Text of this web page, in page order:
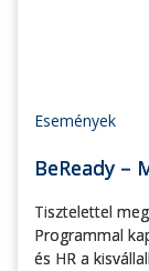
Események
BeReady –
Tisztelettel
Programmal
és HR a